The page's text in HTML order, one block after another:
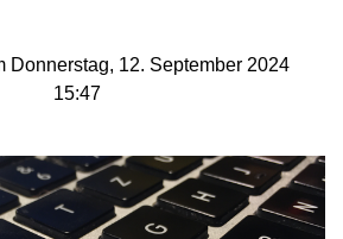
Donnerstag, 12. September 2024
15:47